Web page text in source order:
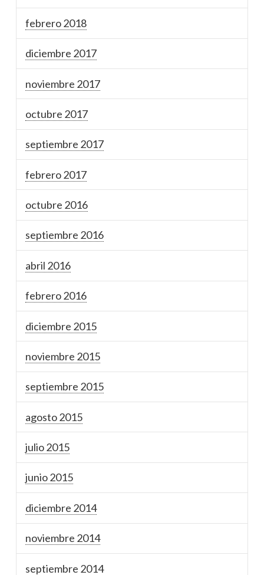
febrero 2018
diciembre 2017
noviembre 2017
octubre 2017
septiembre 2017
febrero 2017
octubre 2016
septiembre 2016
abril 2016
febrero 2016
diciembre 2015
noviembre 2015
septiembre 2015
agosto 2015
julio 2015
junio 2015
diciembre 2014
noviembre 2014
septiembre 2014